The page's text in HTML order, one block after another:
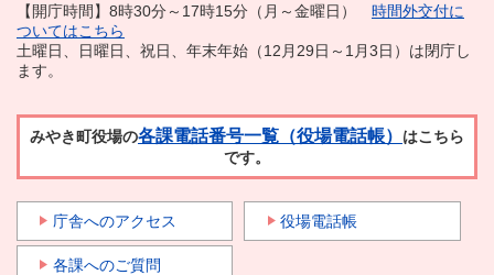
【開庁時間】8時30分～17時15分（月～金曜日） 時間外交付に
ついてはこちら
土曜日、日曜日、祝日、年末年始（12月29日～1月3日）は閉庁し
ます。
みやき町役場の各課電話番号一覧（役場電話帳） はこちら
です。
庁舎へのアクセス 役場電話帳
各課へのご質問